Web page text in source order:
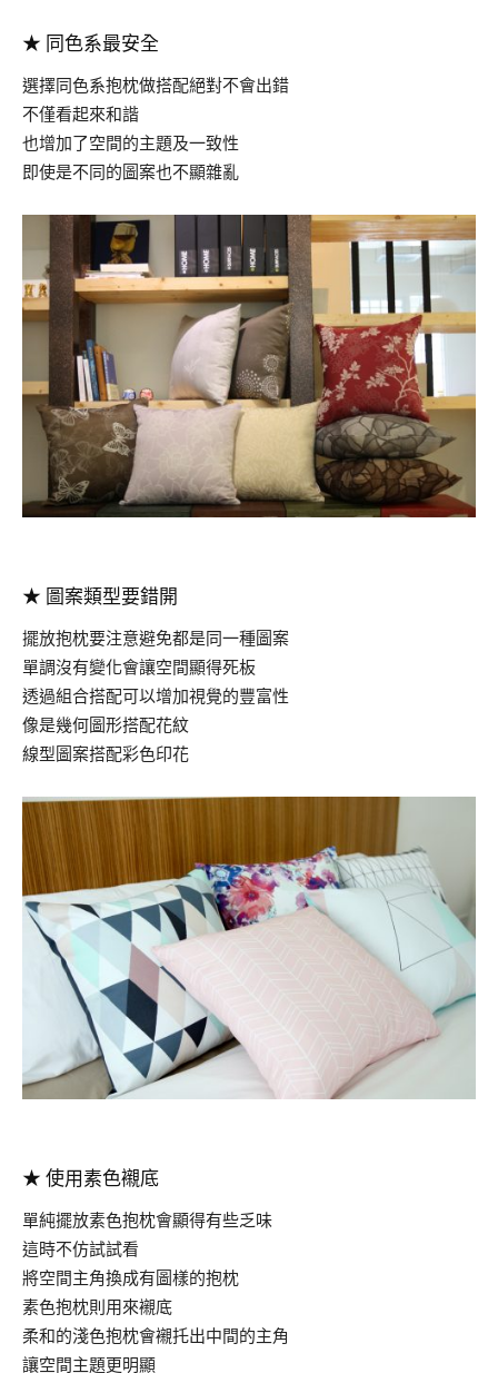
★ 同色系最安全
選擇同色系抱枕做搭配絕對不會出錯
不僅看起來和諧
也增加了空間的主題及一致性
即使是不同的圖案也不顯雜亂
★ 圖案類型要錯開
擺放抱枕要注意避免都是同一種圖案
單調沒有變化會讓空間顯得死板
透過組合搭配可以增加視覺的豐富性
像是幾何圖形搭配花紋
線型圖案搭配彩色印花
★ 使用素色襯底
單純擺放素色抱枕會顯得有些乏味
這時不仿試試看
將空間主角換成有圖樣的抱枕
素色抱枕則用來襯底
柔和的淺色抱枕會襯托出中間的主角
讓空間主題更明顯